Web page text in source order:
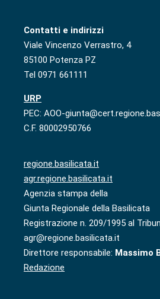
Contatti e indirizzi
Viale Vincenzo Verrastro, 4
85100 Potenza PZ
Tel 0971 661111
URP
PEC: AOO-
C.F. 80002950766
regione.basilicata.it
agr.regione.basilicata.it
Agenzia stampa della
Giunta Regionale della Basilicata
Registrazione n. 209/1995 al
agr@regione.basilicata.it
Direttore responsabile: Massimo
Redazione